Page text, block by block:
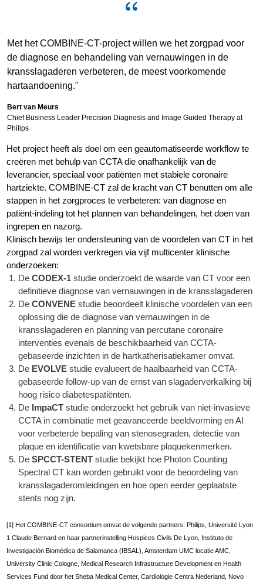
Met het COMBINE-CT-project willen we het zorgpad voor
de diagnose en behandeling van vernauwingen in de
kransslagaderen verbeteren, de meest voorkomende
hartaandoening."
Bert van Meurs
Chief Business Leader Precision Diagnosis and Image Guided Therapy at
Philips
Het project heeft als doel om een geautomatiseerde workflow te
creëren met behulp van CCTA die onafhankelijk van de
leverancier, speciaal voor patiënten met stabiele coronaire
hartziekte. COMBINE-CT zal de kracht van CT benutten om alle
stappen in het zorgproces te verbeteren: van diagnose en
patiënt-indeling tot het plannen van behandelingen, het doen van
ingrepen en nazorg.
Klinisch bewijs ter ondersteuning van de voordelen van CT in het
zorgpad zal worden verkregen via vijf multicenter klinische
onderzoeken:
DeCODEX-1 studie onderzoekt de waarde van CT voor een
definitieve diagnose van vernauwingen in de kransslagaderen
DeCONVENEstudie beoordeelt klinische voordelen van een
oplossing die de diagnose van vernauwingen in de
kransslagaderen en planning van percutane coronaire
interventies evenals de beschikbaarheid van CCTA-
gebaseerde inzichten in de hartkatherisatiekamer omvat.
De EVOLVEstudie evalueert de haalbaarheid van CCTA-
gebaseerde follow-up van de ernst van slagaderverkalking bij
hoog risico diabetespatiënten.
De ImpaCTstudie onderzoekt het gebruik van niet-invasieve
CCTA in combinatie met geavanceerde beeldvorming en AI
voor verbeterde bepaling van stenosegraden, detectie van
plaque en identificatie van kwetsbare plaquekenmerken.
DeSPCCT-STENT studie bekijkt hoe Photon Counting
Spectral CT kan worden gebruikt voor de beoordeling van
kransslagaderomleidingen en hoe open eerder geplaatste
stents nog zijn.
[1] Het COMBINE-CT consortium omvat de volgende partners: Philips, Université Lyon
1 Claude Bernard en haar partnerinstelling Hospices Civils De Lyon, Instituto de
Investigación Biomédica de Salamanca (IBSAL), Amsterdam UMC locatie AMC,
University Clinic Cologne, Medical Research Infrastructure Development en Health
Services Fund door het Sheba Medical Center, Cardiologie Centra Nederland, Novo